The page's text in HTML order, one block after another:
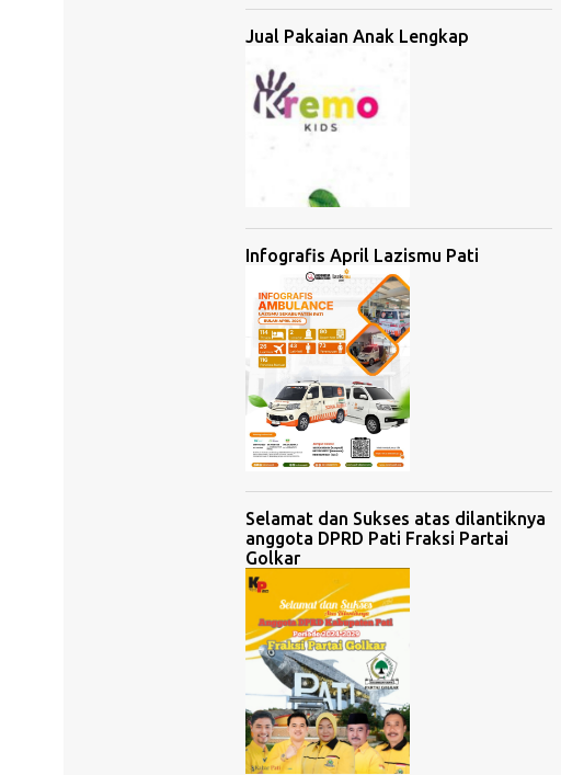
Jual Pakaian Anak Lengkap
Infografis April Lazismu Pati
Selamat dan Sukses atas dilantiknya
anggota DPRD Pati Fraksi Partai
Golkar